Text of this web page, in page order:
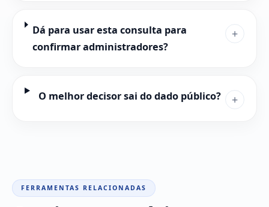
Dá para usar esta consulta para
confirmar administradores?
+
O melhor decisor sai do dado público? +
FERRAMENTAS RELACIONADAS